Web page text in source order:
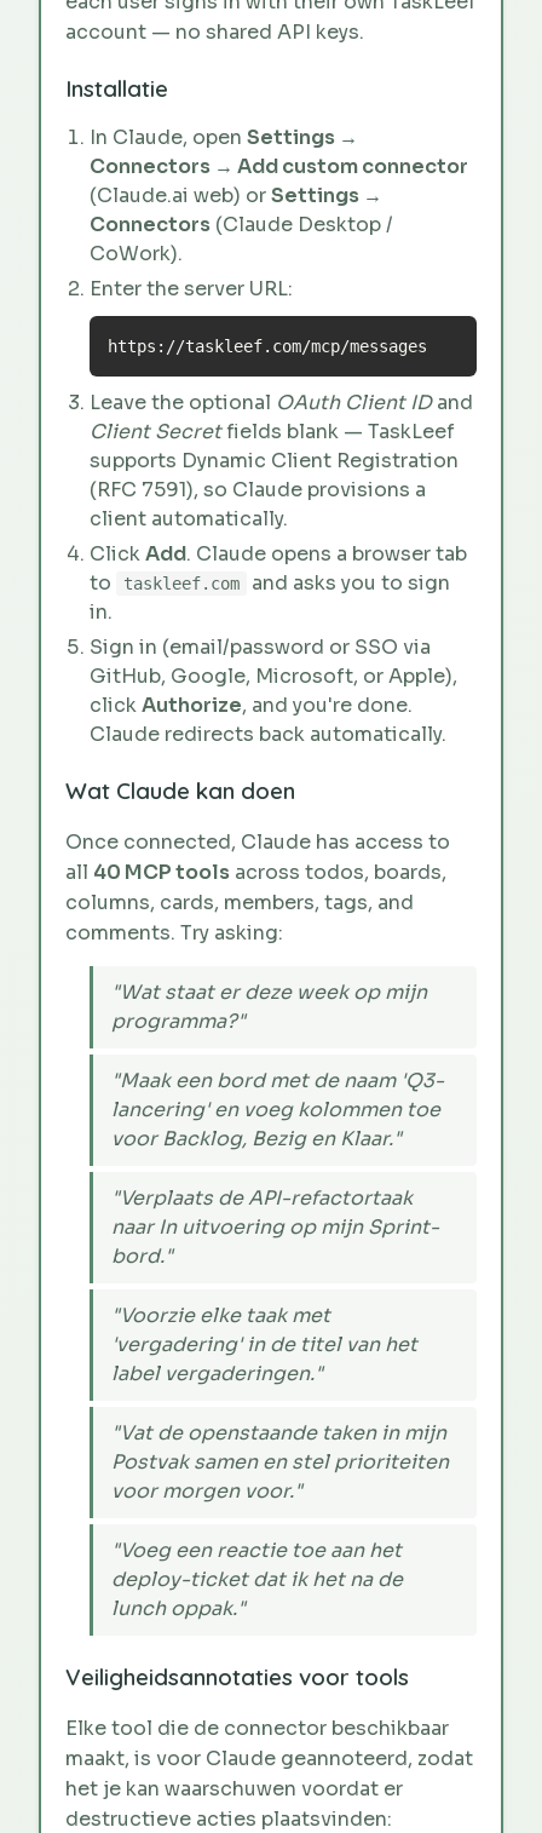
account — no shared API keys.
Installatie
In Claude, open Settings →
Connectors → Add custom connector
(Claude.ai web) orSettings →
Connectors (Claude Desktop /
CoWork).
Enter the server URL:
https://taskleef.com/mcp/messages
Leave the optional OAuth Client IDand
Client Secretfields blank — TaskLeef
supports Dynamic Client Registration
(RFC 7591), so Claude provisions a
client automatically.
ClickAdd. Claude opens a browser tab
to
taskleef.com
and asks you to sign
in.
Sign in (email/password or SSO via
GitHub, Google, Microsoft, or Apple),
clickAuthorize, and you're done.
Claude redirects back automatically.
Wat Claude kan doen
Once connected, Claude has access to
all 40 MCP tools across todos, boards,
columns, cards, members, tags, and
comments. Try asking:
"Wat staat er deze week op mijn
programma?"
"Maak een bord met de naam 'Q3-
lancering' en voeg kolommen toe
voor Backlog, Bezig en Klaar."
"Verplaats de API-refactortaak
naar In uitvoering op mijn Sprint-
bord."
"Voorzie elke taak met
'vergadering' in de titel van het
label vergaderingen."
"Vat de openstaande taken in mijn
Postvak samen en stel prioriteiten
voor morgen voor."
"Voeg een reactie toe aan het
deploy-ticket dat ik het na de
lunch oppak."
Veiligheidsannotaties voor tools
Elke tool die de connector beschikbaar
maakt, is voor Claude geannoteerd, zodat
het je kan waarschuwen voordat er
destructieve acties plaatsvinden: